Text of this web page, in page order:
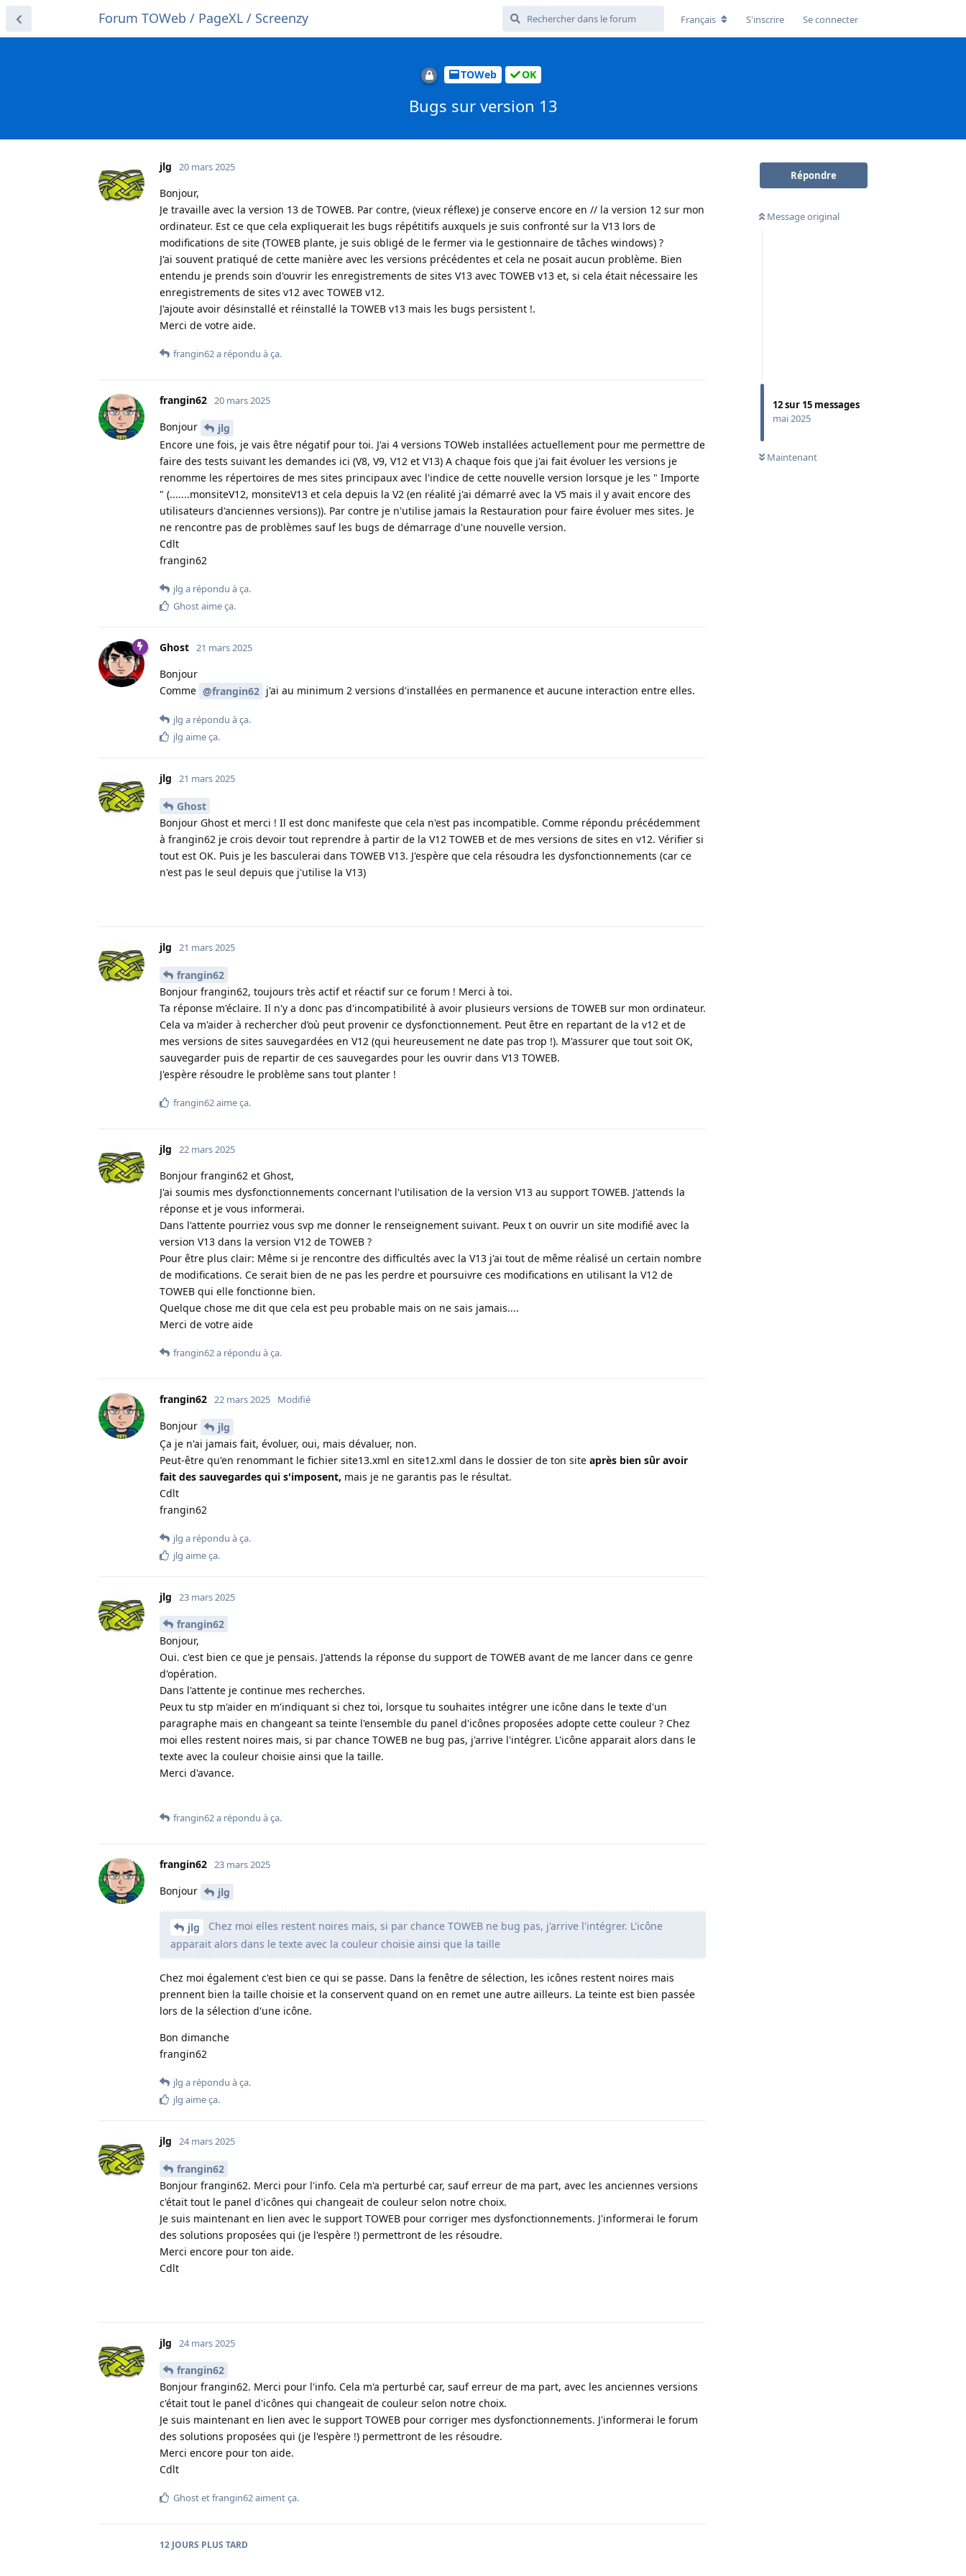
Forum TOWeb / PageXL / Screenzy Français S'inscrire Se connecter
TOWeb OK
Bugs sur version 13
Répondre
Message original
12sur 15 messages
mai 2025
Maintenant
jlg 20 mars 2025
Bonjour,
Je travaille avec la version 13 de TOWEB. Par contre, (vieux réflexe) je conserve encore en // la version 12 sur mon
ordinateur. Est ce que cela expliquerait les bugs répétitifs auxquels je suis confronté sur la V13 lors de
modifications de site (TOWEB plante, je suis obligé de le fermer via le gestionnaire de tâches windows) ?
J'ai souvent pratiqué de cette manière avec les versions précédentes et cela ne posait aucun problème. Bien
entendu je prends soin d'ouvrir les enregistrements de sites V13 avec TOWEB v13 et, si cela était nécessaire les
enregistrements de sites v12 avec TOWEB v12.
J'ajoute avoir désinstallé et réinstallé la TOWEB v13 mais les bugs persistent !.
Merci de votre aide.
frangin62a répondu à ça.
frangin62 20 mars 2025
Bonjour
jlg
Encore une fois, je vais être négatif pour toi. J'ai 4 versions TOWeb installées actuellement pour me permettre de
faire des tests suivant les demandes ici (V8, V9, V12 et V13) A chaque fois que j'ai fait évoluer les versions je
renomme les répertoires de mes sites principaux avec l'indice de cette nouvelle version lorsque je les " Importe
" (.......monsiteV12, monsiteV13 et cela depuis la V2 (en réalité j'ai démarré avec la V5 mais il y avait encore des
utilisateurs d'anciennes versions)). Par contre je n'utilise jamais la Restauration pour faire évoluer mes sites. Je
ne rencontre pas de problèmes sauf les bugs de démarrage d'une nouvelle version.
Cdlt
frangin62
jlg a répondu à ça.
Ghostaime ça.
Ghost 21 mars 2025
Bonjour
Comme @frangin62 j'ai au minimum 2 versions d'installées en permanence et aucune interaction entre elles.
jlg a répondu à ça.
jlg aime ça.
jlg 21 mars 2025
Ghost
Bonjour Ghost et merci ! Il est donc manifeste que cela n'est pas incompatible. Comme répondu précédemment
à frangin62 je crois devoir tout reprendre à partir de la V12 TOWEB et de mes versions de sites en v12. Vérifier si
tout est OK. Puis je les basculerai dans TOWEB V13. J'espère que cela résoudra les dysfonctionnements (car ce
n'est pas le seul depuis que j'utilise la V13)
jlg 21 mars 2025
frangin62
Bonjour frangin62, toujours très actif et réactif sur ce forum ! Merci à toi.
Ta réponse m'éclaire. Il n'y a donc pas d'incompatibilité à avoir plusieurs versions de TOWEB sur mon ordinateur.
Cela va m'aider à rechercher d’où peut provenir ce dysfonctionnement. Peut être en repartant de la v12 et de
mes versions de sites sauvegardées en V12 (qui heureusement ne date pas trop !). M'assurer que tout soit OK,
sauvegarder puis de repartir de ces sauvegardes pour les ouvrir dans V13 TOWEB.
J'espère résoudre le problème sans tout planter !
frangin62aime ça.
jlg 22 mars 2025
Bonjour frangin62 et Ghost,
J'ai soumis mes dysfonctionnements concernant l'utilisation de la version V13 au support TOWEB. J'attends la
réponse et je vous informerai.
Dans l'attente pourriez vous svp me donner le renseignement suivant. Peux t on ouvrir un site modifié avec la
version V13 dans la version V12 de TOWEB ?
Pour être plus clair: Même si je rencontre des difficultés avec la V13 j'ai tout de même réalisé un certain nombre
de modifications. Ce serait bien de ne pas les perdre et poursuivre ces modifications en utilisant la V12 de
TOWEB qui elle fonctionne bien.
Quelque chose me dit que cela est peu probable mais on ne sais jamais....
Merci de votre aide
frangin62a répondu à ça.
frangin62 22 mars 2025 Modifié
Bonjour
jlg
Ça je n'ai jamais fait, évoluer, oui, mais dévaluer, non.
Peut-être qu'en renommant le fichier site13.xml en site12.xml dans le dossier de ton site après bien sûr avoir
fait des sauvegardes qui s'imposent, mais je ne garantis pas le résultat.
Cdlt
frangin62
jlg a répondu à ça.
jlg aime ça.
jlg 23 mars 2025
frangin62
Bonjour,
Oui. c'est bien ce que je pensais. J'attends la réponse du support de TOWEB avant de me lancer dans ce genre
d'opération.
Dans l'attente je continue mes recherches.
Peux tu stp m'aider en m'indiquant si chez toi, lorsque tu souhaites intégrer une icône dans le texte d'un
paragraphe mais en changeant sa teinte l'ensemble du panel d'icônes proposées adopte cette couleur ? Chez
moi elles restent noires mais, si par chance TOWEB ne bug pas, j'arrive l'intégrer. L'icône apparait alors dans le
texte avec la couleur choisie ainsi que la taille.
Merci d'avance.
frangin62a répondu à ça.
frangin62 23 mars 2025
Bonjour jlg
jlg
Chez moi elles restent noires mais, si par chance TOWEB ne bug pas, j'arrive l'intégrer. L'icône
apparait alors dans le texte avec la couleur choisie ainsi que la taille
Chez moi également c'est bien ce qui se passe. Dans la fenêtre de sélection, les icônes restent noires mais
prennent bien la taille choisie et la conservent quand on en remet une autre ailleurs. La teinte est bien passée
lors de la sélection d'une icône.
Bon dimanche
frangin62
jlg a répondu à ça.
jlg aime ça.
jlg 24 mars 2025
frangin62
Bonjour frangin62. Merci pour l'info. Cela m'a perturbé car, sauf erreur de ma part, avec les anciennes versions
c'était tout le panel d'icônes qui changeait de couleur selon notre choix.
Je suis maintenant en lien avec le support TOWEB pour corriger mes dysfonctionnements. J'informerai le forum
des solutions proposées qui (je l'espère !) permettront de les résoudre.
Merci encore pour ton aide.
Cdlt
jlg 24 mars 2025
frangin62
Bonjour frangin62. Merci pour l'info. Cela m'a perturbé car, sauf erreur de ma part, avec les anciennes versions
c'était tout le panel d'icônes qui changeait de couleur selon notre choix.
Je suis maintenant en lien avec le support TOWEB pour corriger mes dysfonctionnements. J'informerai le forum
des solutions proposées qui (je l'espère !) permettront de les résoudre.
Merci encore pour ton aide.
Cdlt
Ghostetfrangin62aiment ça.
12 JOURS PLUS TARD